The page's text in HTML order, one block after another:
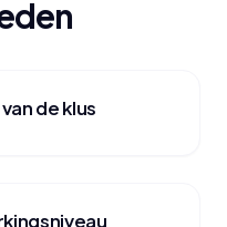
de klus